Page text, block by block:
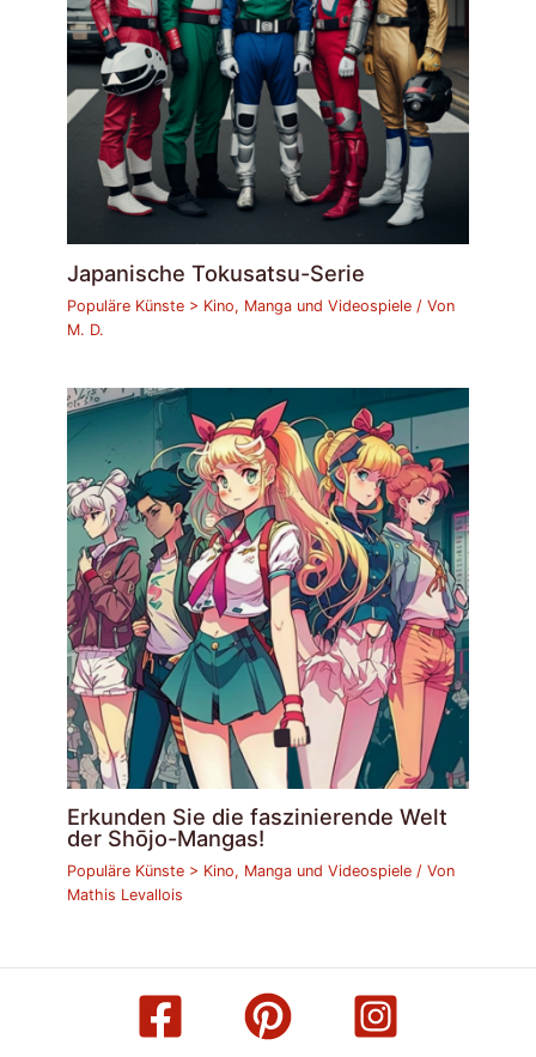
Japanische Tokusatsu-Serie
Populäre Künste > Kino, Manga und Videospiele / Von
M. D.
Erkunden Sie die faszinierende Welt
der Shōjo-Mangas!
Populäre Künste > Kino, Manga und Videospiele / Von
Mathis Levallois